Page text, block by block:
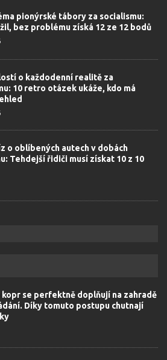
pionýrské tábory za socialismu:
bez problému získá 12 ze 12 bodů
o každodenní realitě za
10 retro otázek ukáže, kdo má
o oblíbených autech v dobách
Tehdejší řidiči musí získat 10 z 10
kopr se perfektně doplňují na zahradě
Díky tomuto postupu chutnají